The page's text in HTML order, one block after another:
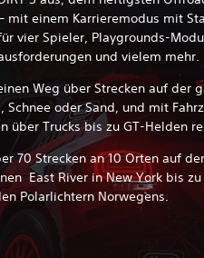
mit einem Karrieremodus mit
vier Spieler, Playgrounds-
und vielem mehr.
Weg über Strecken auf der
Schnee oder Sand, und mit
über Trucks bis zu GT-Helden
70 Strecken an 10 Orten auf
East River in New York bis
Polarlichtern Norwegens.